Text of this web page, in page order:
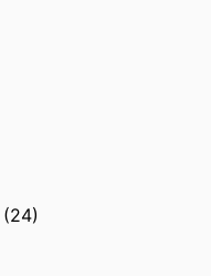
(24)